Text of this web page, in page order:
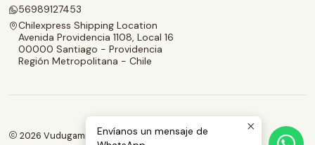
56989127453
Chilexpress Shipping Location
Avenida Providencia 1108, Local 16
00000 Santiago - Providencia
Región Metropolitana - Chile
2026 Vudugaming.Envíanos un mensaje de